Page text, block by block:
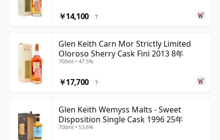
￥14,100 ?
Glen Keith Carn Mor Strictly Limited
Oloroso Sherry Cask Fini 2013 8年
700ml • 47.5%
￥17,700 ?
Glen Keith Wemyss Malts - Sweet
Disposition Single Cask 1996 25年
700ml • 53.6%